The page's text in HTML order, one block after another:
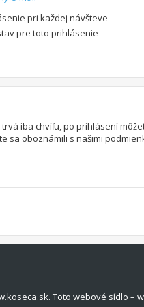
pri každej návšteve
pre toto prihlásenie
iba chvíľu, po prihlásení
sa oboznámili s našimi
Toto webové sídlo –